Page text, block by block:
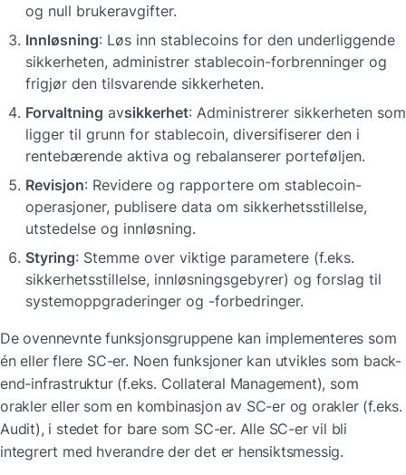
og null brukeravgifter.
Innløsning: Løs inn stablecoins for den underliggende
sikkerheten, administrer stablecoin-forbrenninger og
frigjør den tilsvarende sikkerheten.
Forvaltning avsikkerhet: Administrerer sikkerheten som
ligger til grunn for stablecoin, diversifiserer den i
rentebærende aktiva og rebalanserer porteføljen.
Revisjon: Revidere og rapportere om stablecoin-
operasjoner, publisere data om sikkerhetsstillelse,
utstedelse og innløsning.
Styring: Stemme over viktige parametere (f.eks.
sikkerhetsstillelse, innløsningsgebyrer) og forslag til
systemoppgraderinger og -forbedringer.
De ovennevnte funksjonsgruppene kan implementeres som
én eller flere SC-er. Noen funksjoner kan utvikles som back-
end-infrastruktur (f.eks. Collateral Management), som
orakler eller som en kombinasjon av SC-er og orakler (f.eks.
Audit), i stedet for bare som SC-er. Alle SC-er vil bli
integrert med hverandre der det er hensiktsmessig.